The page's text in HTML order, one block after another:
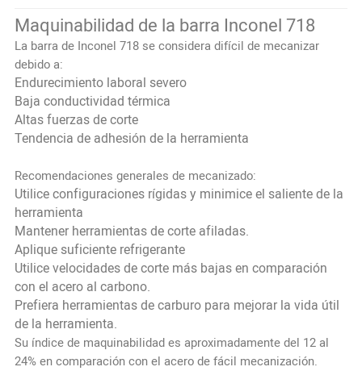
Maquinabilidad de la barra Inconel 718
La barra de Inconel 718 se considera difícil de mecanizar
debido a:
Endurecimiento laboral severo
Baja conductividad térmica
Altas fuerzas de corte
Tendencia de adhesión de la herramienta
Recomendaciones generales de mecanizado:
Utilice configuraciones rígidas y minimice el saliente de la
herramienta
Mantener herramientas de corte afiladas.
Aplique suficiente refrigerante
Utilice velocidades de corte más bajas en comparación
con el acero al carbono.
Prefiera herramientas de carburo para mejorar la vida útil
de la herramienta.
Su índice de maquinabilidad es aproximadamente del 12 al
24% en comparación con el acero de fácil mecanización.